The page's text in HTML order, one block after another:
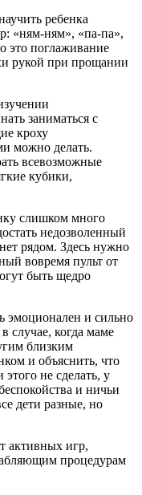
ребенка
«ням-ням», «па-па»,
это поглаживание
рукой при прощании
заниматься с
кроху
можно делать.
всевозможные
кубики,
слишком много
недозволенный
рядом. Здесь нужно
вовремя пульт от
быть щедро
эмоционален и сильно
случае, когда маме
близким
и объяснить, что
этого не сделать, у
и ничьи
дети разные, но
активных игр,
процедурам